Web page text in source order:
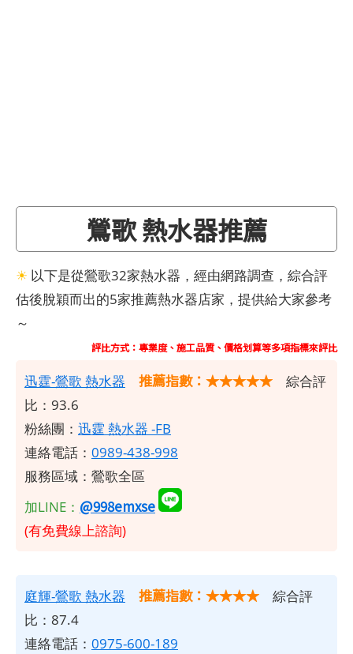
鶯歌 熱水器推薦
☀ 以下是從鶯歌32家熱水器，經由網路調查，綜合評
估後脫穎而出的5家推薦熱水器店家，提供給大家參考
～
評比方式：專業度、施工品質、價格划算等多項指標來評比
迅霆-鶯歌 熱水器 推薦指數：★★★★★ 綜合評
比：93.6
粉絲團： 迅霆 熱水器 -FB
連絡電話： 0989-438-998
服務區域：鶯歌全區
加LINE： @998emxse
(有免費線上諮詢)
庭輝-鶯歌 熱水器 推薦指數：★★★★ 綜合評
比：87.4
連絡電話： 0975-600-189